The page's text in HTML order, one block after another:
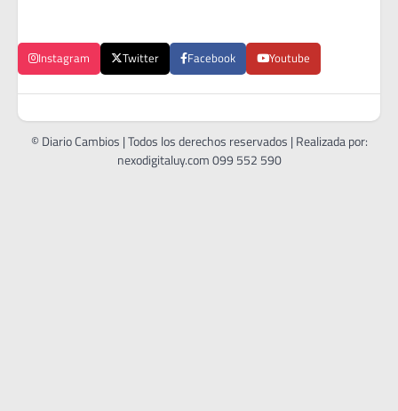
Instagram Twitter Facebook Youtube